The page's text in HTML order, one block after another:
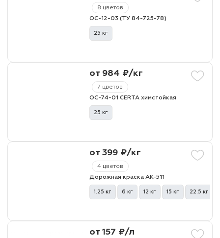
8 цветов
ОС-12-03 (ТУ 84-725-78)
25 кг
7 цветов
от 984 ₽/кг
ОС-74-01 CERTA химстойкая
25 кг
4 цветов
от 399 ₽/кг
Дорожная краска АК-511
1.25 кг 6 кг 12 кг 15 кг 22.5 кг
от 157 ₽/л